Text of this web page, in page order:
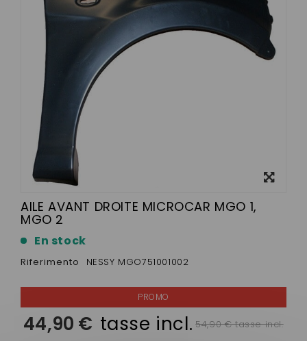
AILE AVANT DROITE MICROCAR MGO 1,
MGO 2
En stock
Riferimento NESSY MGO751001002
44,90 € tasse incl. 54,90 € tasse incl.